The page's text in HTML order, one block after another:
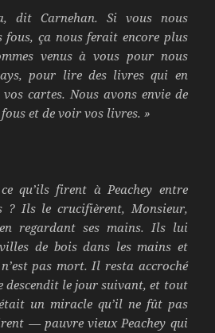
dit Carnehan. Si vous nous
fous, ça nous ferait encore plus
venus à vous pour nous
pour lire des livres qui en
cartes. Nous avons envie de
et de voir vos livres. »
qu’ils firent à Peachey entre
? Ils le crucifièrent, Monsieur,
regardant ses mains. Ils lui
de bois dans les mains et
pas mort. Il resta accroché
le jour suivant, et tout
un miracle qu’il ne fût pas
— pauvre vieux Peachey qui